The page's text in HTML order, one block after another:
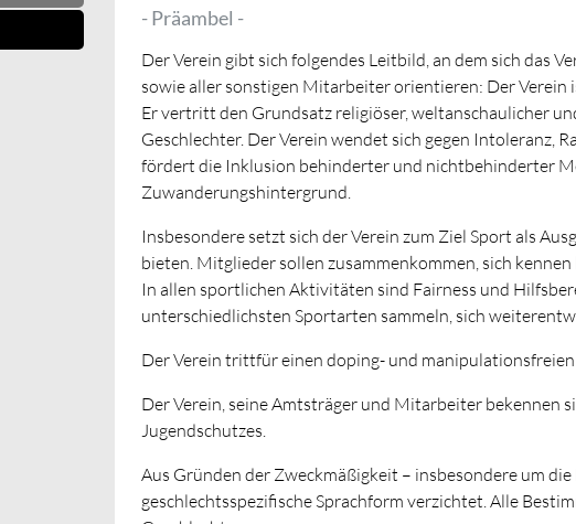
- Präambel -
Der Verein gibt sich folgendes Leitbild, an dem sich das
sowie aller sonstigen Mitarbeiter orientieren: Der
Er vertritt den Grundsatz religiöser, weltanschaulicher
Geschlechter. Der Verein wendet sich gegen Intoleranz,
fördert die Inklusion behinderter und nichtbehinderter
Zuwanderungshintergrund.
Insbesondere setzt sich der Verein zum Ziel Sport als
bieten. Mitglieder sollen zusammenkommen, sich
In allen sportlichen Aktivitäten sind Fairness und
unterschiedlichsten Sportarten sammeln, sich
Der Verein trittfür einen doping- und
Der Verein, seine Amtsträger und Mitarbeiter bekennen
Jugendschutzes.
Aus Gründen der Zweckmäßigkeit – insbesondere um
geschlechtsspezifische Sprachform verzichtet. Alle